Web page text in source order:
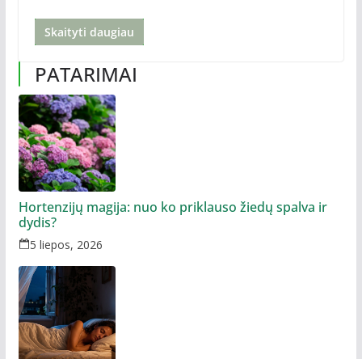
Skaityti daugiau
PATARIMAI
Hortenzijų magija: nuo ko priklauso žiedų spalva ir
dydis?
5 liepos, 2026